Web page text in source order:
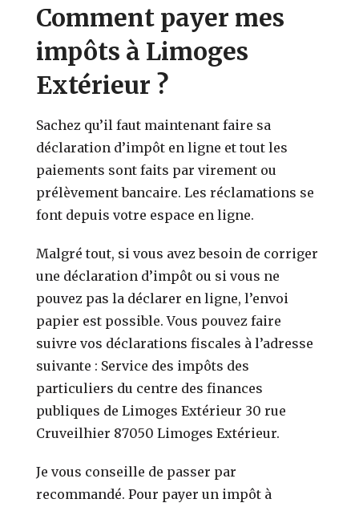
Comment payer mes
impôts à Limoges
Extérieur ?
Sachez qu’il faut maintenant faire sa
déclaration d’impôt en ligne et tout les
paiements sont faits par virement ou
prélèvement bancaire. Les réclamations se
font depuis votre espace en ligne.
Malgré tout, si vous avez besoin de corriger
une déclaration d’impôt ou si vous ne
pouvez pas la déclarer en ligne, l’envoi
papier est possible. Vous pouvez faire
suivre vos déclarations fiscales à l’adresse
suivante : Service des impôts des
particuliers du centre des finances
publiques de Limoges Extérieur 30 rue
Cruveilhier 87050 Limoges Extérieur.
Je vous conseille de passer par
recommandé. Pour payer un impôt à